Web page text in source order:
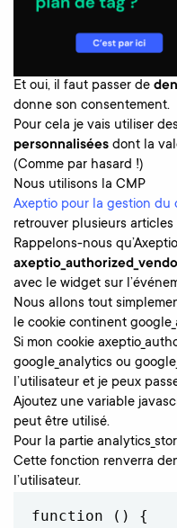
Et oui, il faut passer de
donne son consentement.
Pour cela je vais utiliser des
personnalisées dont la
(Comme par hasard !)
Nous utilisons la CMP
Axeptio pour la gestion du
retrouver plusieurs articles
Rappelons-nous
avec le widget sur
Nous allons tout
le cookie continent
Si mon cookie
google_analytics ou
l’utilisateur et je peux
Ajoutez une variable
peut être utilisé.
Pour la partie
Cette fonction renverra
l’utilisateur.
function () {